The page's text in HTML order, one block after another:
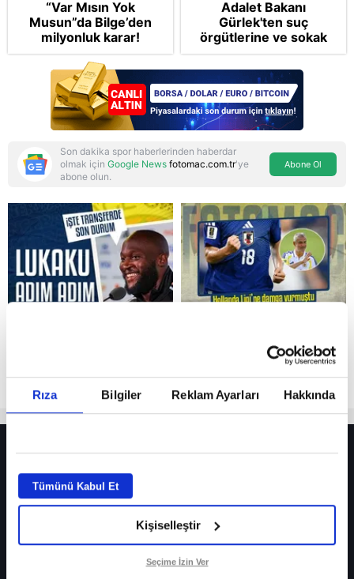
Rıza Bilgiler Reklam Ayarları Hakkında
Tümünü Kabul Et
Kişiselleştir
Seçime İzin Ver
Reddet
“Var Mısın Yok
Musun”da Bilge’den
milyonluk karar!
Adalet Bakanı
Gürlek'ten suç
örgütlerine ve sokak
çetelerine net mesaj:
"Devlet tepenize
binecek"
Son dakika spor haberlerinden haberdar
olmak için Google News fotomac.com.tr'ye
abone olun.
Abone Ol
Fenerbahçe’de sürpriz ayrılık ihtimali! Devre arasında gelmişti
Fenerbahçe’nin yeni transferi Mason Greenwood için olay sözler!
Galatasaray’da rota yeniden Thiago Almada!